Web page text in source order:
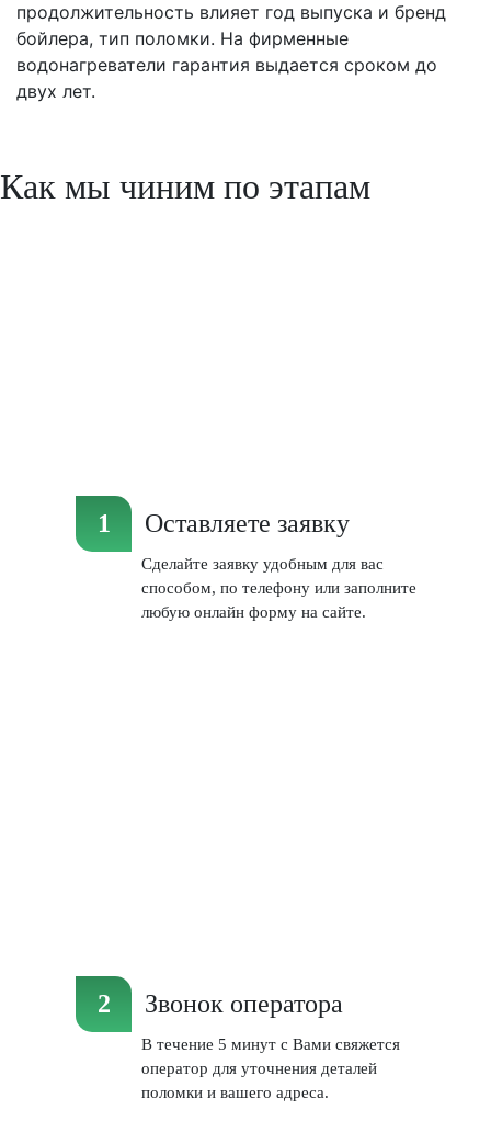
продолжительность влияет год выпуска и бренд
бойлера, тип поломки. На фирменные
водонагреватели гарантия выдается сроком до
двух лет.
Как мы чиним по этапам
Оставляете заявку
Сделайте заявку удобным для вас
способом, по телефону или заполните
любую онлайн форму на сайте.
Звонок оператора
В течение 5 минут с Вами свяжется
оператор для уточнения деталей
поломки и вашего адреса.